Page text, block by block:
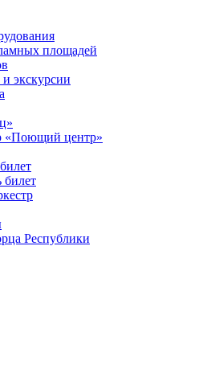
площадей
экскурсии
«Поющий центр»
билет
Республики